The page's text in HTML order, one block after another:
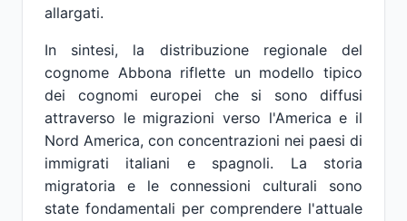
allargati.
In sintesi, la distribuzione regionale del
cognome Abbona riflette un modello tipico
dei cognomi europei che si sono diffusi
attraverso le migrazioni verso l'America e il
Nord America, con concentrazioni nei paesi di
immigrati italiani e spagnoli. La storia
migratoria e le connessioni culturali sono
state fondamentali per comprendere l'attuale